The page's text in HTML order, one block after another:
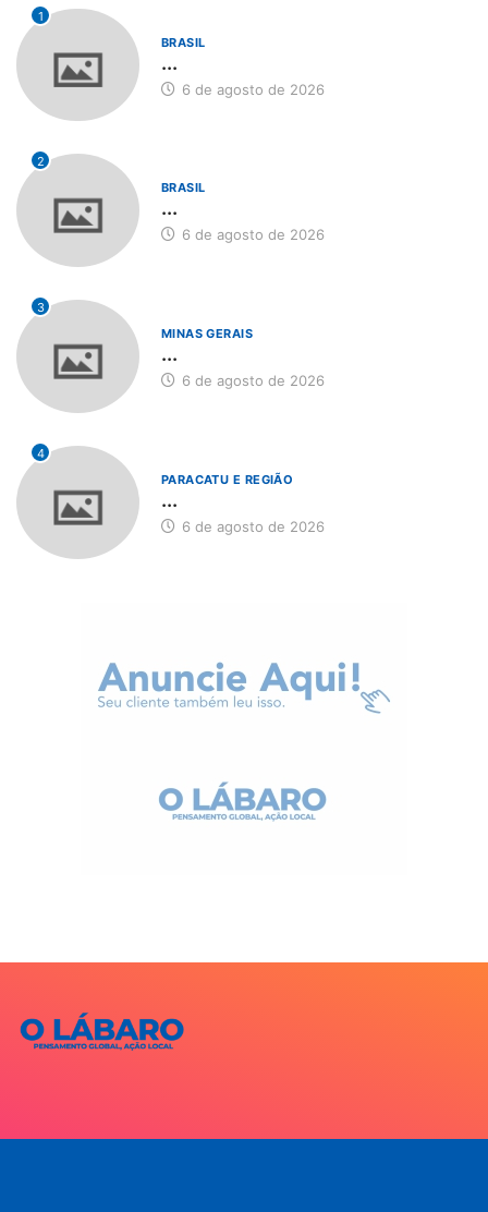
1
BRASIL
...
6 de agosto de 2026
2
BRASIL
...
6 de agosto de 2026
3
MINAS GERAIS
...
6 de agosto de 2026
4
PARACATU E REGIÃO
...
6 de agosto de 2026